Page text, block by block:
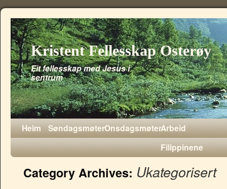
Kristent Fellesskap Osterøy
Eit fellesskap med Jesus i
sentrum
Heim SøndagsmøterOnsdagsmøterArbeid
Filippinene
Category Archives: Ukategorisert